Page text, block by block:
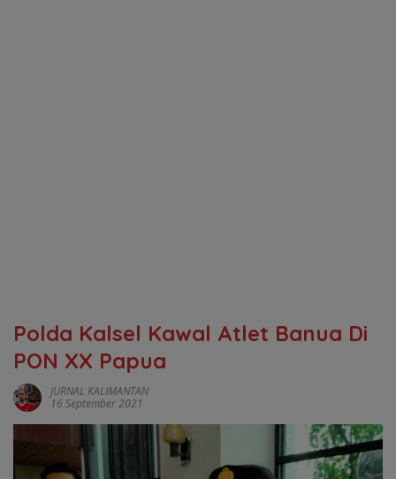
Polda Kalsel Kawal Atlet Banua Di
PON XX Papua
JURNAL KALIMANTAN
16 September 2021